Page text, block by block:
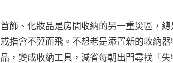
首飾、化妝品是房間收納的另一重災區，
戒指會不翼而飛。不想老是添置新的收納
品，變成收納工具，減省每朝出門尋找「